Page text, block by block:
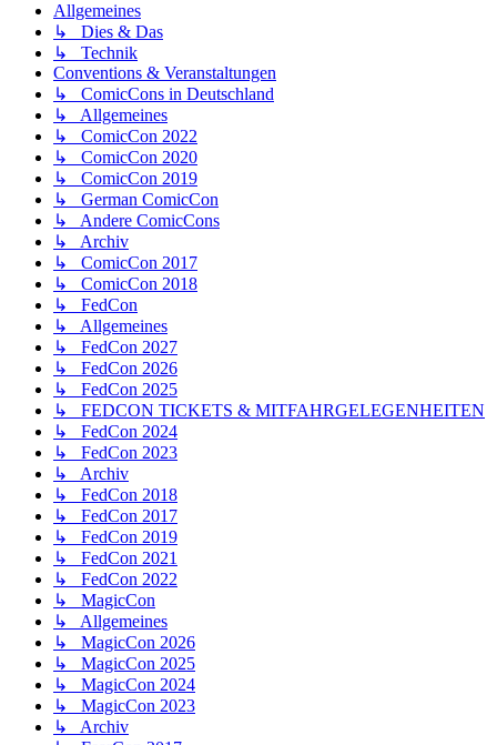
Allgemeines
↳ Dies & Das
↳ Technik
Conventions & Veranstaltungen
↳ ComicCons in Deutschland
↳ Allgemeines
↳ ComicCon 2022
↳ ComicCon 2020
↳ ComicCon 2019
↳ German ComicCon
↳ Andere ComicCons
↳ Archiv
↳ ComicCon 2017
↳ ComicCon 2018
↳ FedCon
↳ Allgemeines
↳ FedCon 2027
↳ FedCon 2026
↳ FedCon 2025
↳ FEDCON TICKETS & MITFAHRGELEGENHEITEN
↳ FedCon 2024
↳ FedCon 2023
↳ Archiv
↳ FedCon 2018
↳ FedCon 2017
↳ FedCon 2019
↳ FedCon 2021
↳ FedCon 2022
↳ MagicCon
↳ Allgemeines
↳ MagicCon 2026
↳ MagicCon 2025
↳ MagicCon 2024
↳ MagicCon 2023
↳ Archiv